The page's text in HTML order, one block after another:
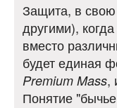
Защита, в свою
другими),
вместо
будет единая
Premium Mass,
Понятие